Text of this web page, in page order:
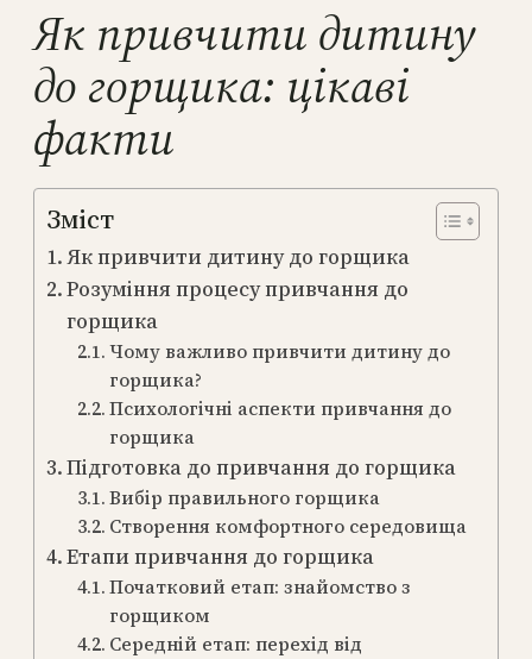
Як привчити дитину
до горщика: цікаві
факти
Зміст
Як привчити дитину до горщика
Розуміння процесу привчання до
горщика
Чому важливо привчити дитину до
горщика?
Психологічні аспекти привчання до
горщика
Підготовка до привчання до горщика
Вибір правильного горщика
Створення комфортного середовища
Етапи привчання до горщика
Початковий етап: знайомство з
горщиком
Середній етап: перехід від